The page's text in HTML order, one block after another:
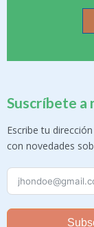
Suscríbete a
Escribe tu
con novedades